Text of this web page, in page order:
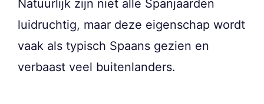
Natuurlijk zijn niet alle Spanjaarden
luidruchtig, maar deze eigenschap wordt
vaak als typisch Spaans gezien en
verbaast veel buitenlanders.